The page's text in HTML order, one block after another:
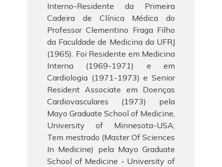
Interno-Residente da Primeira
Cadeira de Clínica Médica do
Professor Clementino Fraga Filho
da Faculdade de Medicina da UFRJ
(1965). Foi Residente em Medicina
Interna (1969-1971) e em
Cardiologia (1971-1973) e Senior
Resident Associate em Doenças
Cardiovasculares (1973) pela
Mayo Graduate School of Medicine,
University of Minnesota-USA;
Tem mestrado (Master Of Sciences
In Medicine) pela Mayo Graduate
School of Medicine - University of